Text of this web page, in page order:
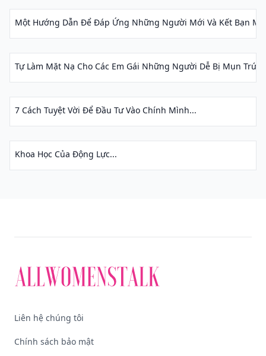
Một Hướng Dẫn Để Đáp Ứng Những Người Mới Và Kết Bạn
Tự Làm Mặt Nạ Cho Các Em Gái Những Người Dễ Bị Mụn
7 Cách Tuyệt Vời Để Đầu Tư Vào Chính Mình...
Khoa Học Của Động Lực...
Liên hệ chúng tôi
Chính sách bảo mật